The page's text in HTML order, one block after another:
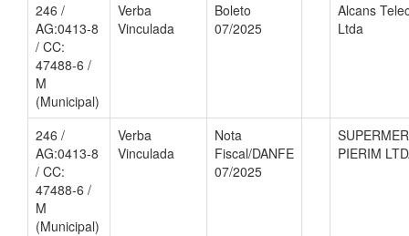
246 /
AG:0413-8
/ CC:
47488-6 /
M
(Municipal)
Verba
Vinculada
Boleto
07/2025
Alcans
Ltda
246 /
AG:0413-8
/ CC:
47488-6 /
M
(Municipal)
Verba
Vinculada
Nota
Fiscal/DANFE
07/2025
PIERIM